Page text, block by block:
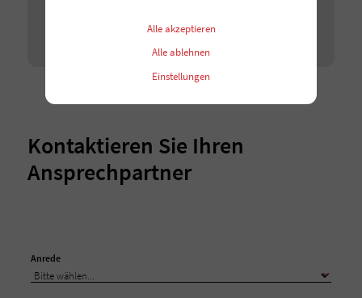
Ich stimme zu
Kontaktieren Sie Ihren
Ansprechpartner
Anrede
Einstellungen
Alle ablehnen
Alle akzeptieren